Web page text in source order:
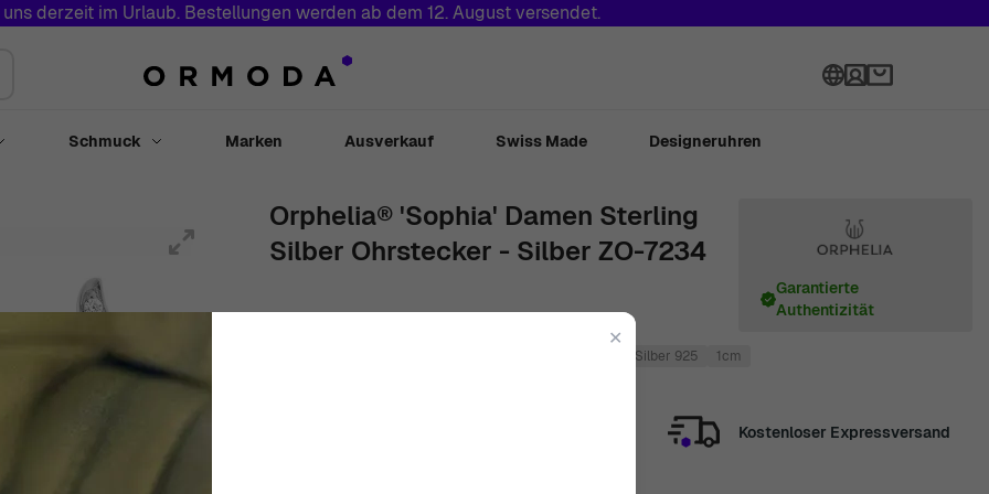
derzeit im Urlaub. Bestellungen werden ab dem 12. August versendet.
Sprache
Toggle submenu for Uhren
Schmuck Toggle submenu for Schmuck
Marken Ausverkauf Swiss Made Designeruhren
Orphelia® 'Sophia' Damen Sterling
Silber Ohrstecker - Silber ZO-7234
Garantierte
Authentizität
Sterling Silber 925 1cm
Kostenloser Expressversand
✕